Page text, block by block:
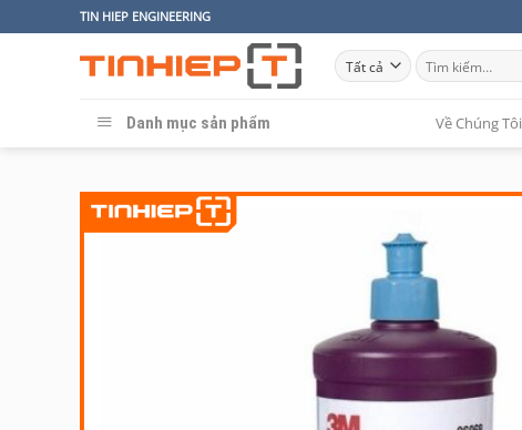
qua
TIN HIEP ENGINEERING
Tìm
kiếm:
Danh mục sản phẩm Về Chúng Tôi